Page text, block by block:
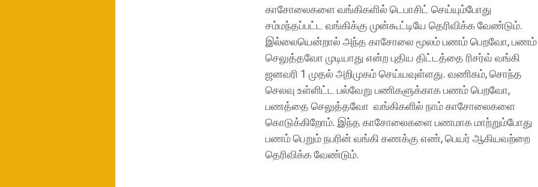
காசோலைகளை வங்கிகளில் டெபாசிட் செய்யும்போது
சம்மந்தப்பட்ட வங்கிக்கு முன்கூட்டியே தெரிவிக்க வேண்டும்.
இல்லையென்றால் அந்த காசோலை மூலம் பணம் பெறவோ, பணம்
செலுத்தவோ முடியாது என்ற புதிய திட்டத்தை ரிசர்வ் வங்கி
ஜனவரி 1 முதல் அறிமுகம் செய்யவுள்ளது. வணிகம், சொந்த
செலவு உள்ளிட்ட பல்வேறு பணிகளுக்காக பணம் பெறவோ,
பணத்தை செலுத்தவோ வங்கிகளில் நாம் காசோலைகளை
கொடுக்கிறோம். இந்த காசோலைகளை பணமாக மாற்றும்போது
பணம் பெறும் நபரின் வங்கி கணக்கு எண், பெயர் ஆகியவற்றை
தெரிவிக்க வேண்டும்.